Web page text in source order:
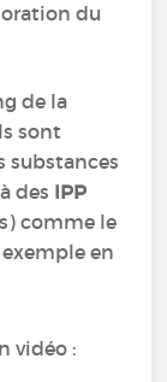
du
de la
sont
substances
des IPP
comme le
en
vidéo :